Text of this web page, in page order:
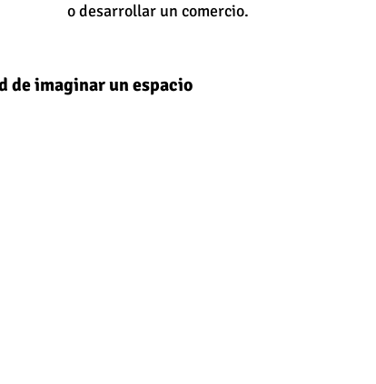
o desarrollar un comercio.
de imaginar un espacio